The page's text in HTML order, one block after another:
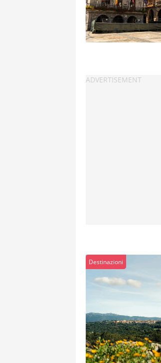
Destinazioni